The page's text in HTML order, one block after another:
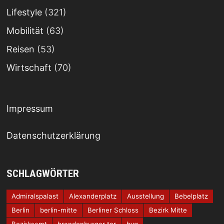
Lifestyle(321)
Mobilität (63)
Reisen (53)
Wirtschaft (70)
Impressum
Datenschutzerklärung
SCHLAGWÖRTER
Admiralspalast Alexanderplatz Ausstellung
Bebelplatz
Berlin
berlin-mitte Berliner Schloss
Bezirk Mitte